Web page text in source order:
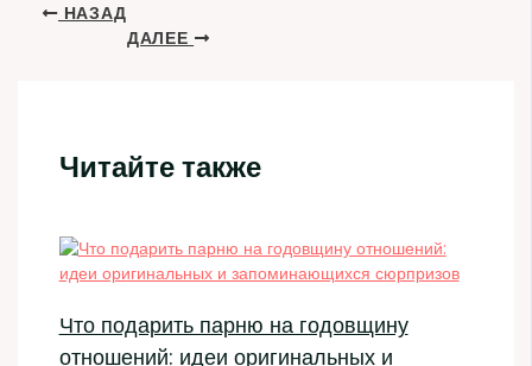
НАЗАД
ДАЛЕЕ
Читайте также
Что подарить парню на годовщину
отношений: идеи оригинальных и